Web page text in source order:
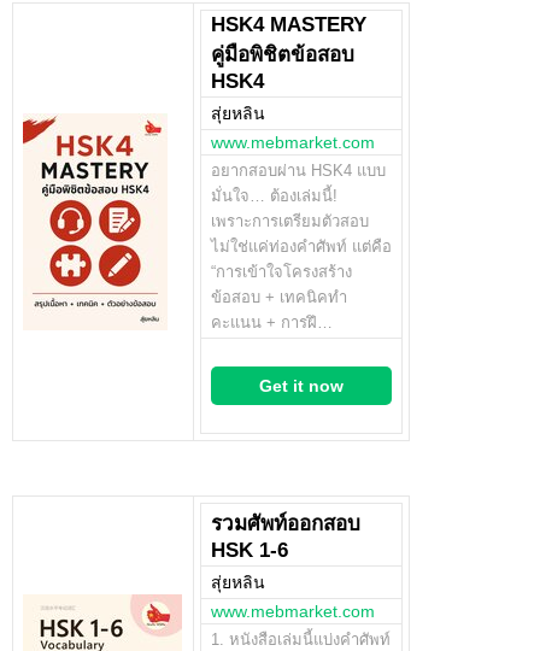
HSK4 MASTERY
คู่มือพิชิตข้อสอบ
HSK4
สุ่ยหลิน
www.mebmarket.com
อยากสอบผ่าน HSK4 แบบ
มั่นใจ… ต้องเล่มนี้!
เพราะการเตรียมตัวสอบ
ไม่ใช่แค่ท่องคำศัพท์ แต่คือ
“การเข้าใจโครงสร้าง
ข้อสอบ + เทคนิคทำ
คะแนน + การฝึ…
Get it now
รวมศัพท์ออกสอบ
HSK 1-6
สุ่ยหลิน
www.mebmarket.com
1. หนังสือเล่มนี้แบ่งคำศัพท์